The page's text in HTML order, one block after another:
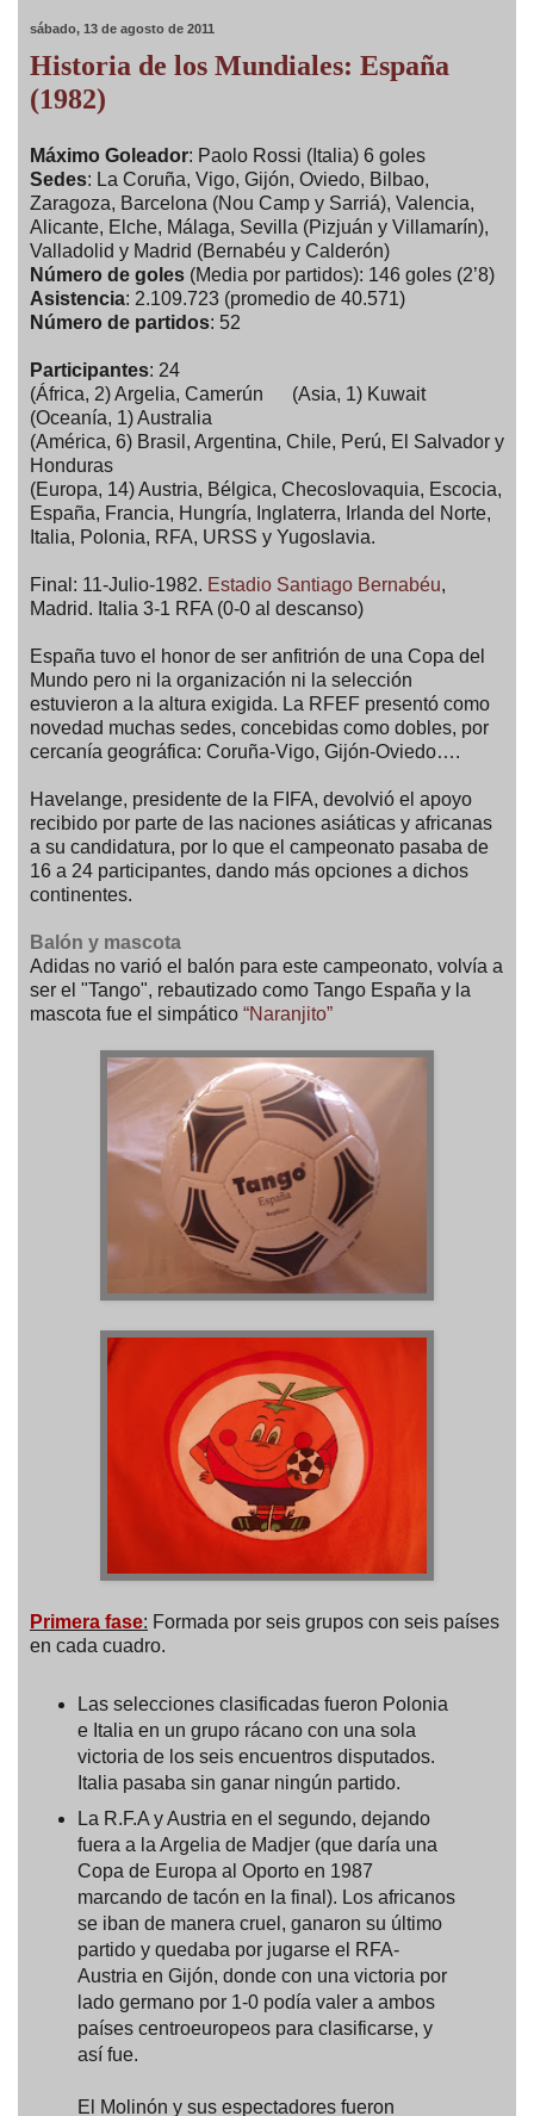
sábado, 13 de agosto de 2011
Historia de los Mundiales: España
(1982)
Máximo Goleador: Paolo Rossi (Italia) 6 goles
Sedes: La Coruña, Vigo, Gijón, Oviedo, Bilbao,
Zaragoza, Barcelona (Nou Camp y Sarriá), Valencia,
Alicante, Elche, Málaga, Sevilla (Pizjuán y Villamarín),
Valladolid y Madrid (Bernabéu y Calderón)
Número de goles (Media por partidos): 146 goles (2’8)
Asistencia: 2.109.723 (promedio de 40.571)
Número de partidos: 52
Participantes: 24
(África, 2) Argelia, Camerún (Asia, 1) Kuwait
(Oceanía, 1) Australia
(América, 6) Brasil, Argentina, Chile, Perú, El Salvador y
Honduras
(Europa, 14) Austria, Bélgica, Checoslovaquia, Escocia,
España, Francia, Hungría, Inglaterra, Irlanda del Norte,
Italia, Polonia, RFA, URSS y Yugoslavia.
Final: 11-Julio-1982. Estadio Santiago Bernabéu,
Madrid. Italia 3-1 RFA (0-0 al descanso)
España tuvo el honor de ser anfitrión de una Copa del
Mundo pero ni la organización ni la selección
estuvieron a la altura exigida. La RFEF presentó como
novedad muchas sedes, concebidas como dobles, por
cercanía geográfica: Coruña-Vigo, Gijón-Oviedo….
Havelange, presidente de la FIFA, devolvió el apoyo
recibido por parte de las naciones asiáticas y africanas
a su candidatura, por lo que el campeonato pasaba de
16 a 24 participantes, dando más opciones a dichos
continentes.
Balón y mascota
Adidas no varió el balón para este campeonato, volvía a
ser el "Tango", rebautizado como Tango España y la
mascota fue el simpático “Naranjito”
Primera fase: Formada por seis grupos con seis países
en cada cuadro.
Las selecciones clasificadas fueron Polonia
e Italia en un grupo rácano con una sola
victoria de los seis encuentros disputados.
Italia pasaba sin ganar ningún partido.
La R.F.A y Austria en el segundo, dejando
fuera a la Argelia de Madjer (que daría una
Copa de Europa al Oporto en 1987
marcando de tacón en la final). Los africanos
se iban de manera cruel, ganaron su último
partido y quedaba por jugarse el RFA-
Austria en Gijón, donde con una victoria por
lado germano por 1-0 podía valer a ambos
países centroeuropeos para clasificarse, y
así fue.
El Molinón y sus espectadores fueron